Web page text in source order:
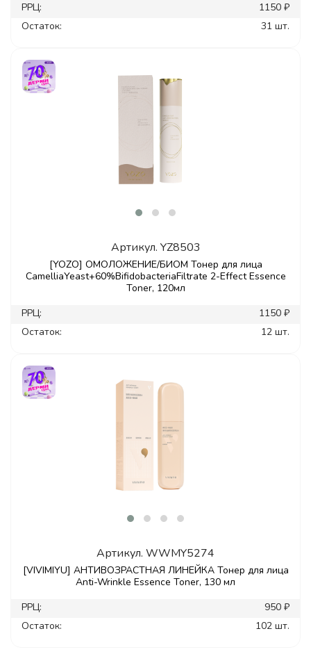
РРЦ:
1150 ₽
Остаток:
31 шт.
Артикул. YZ8503
[YOZO] ОМОЛОЖЕНИЕ/БИОМ Тонер для лица
CamelliaYeast+60%BifidobacteriaFiltrate 2-Effect Essence
Toner, 120мл
РРЦ:
1150 ₽
Остаток:
12 шт.
Артикул. WWMY5274
[VIVIMIYU] АНТИВОЗРАСТНАЯ ЛИНЕЙКА Тонер для лица
Anti-Wrinkle Essence Toner, 130 мл
РРЦ:
950 ₽
Остаток:
102 шт.